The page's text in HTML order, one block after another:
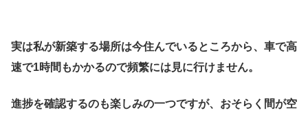
実は私が新築する場所は今住んでいるところから、車で高
速で1時間もかかるので頻繁には見に行けません。
進捗を確認するのも楽しみの一つですが、おそらく間が空